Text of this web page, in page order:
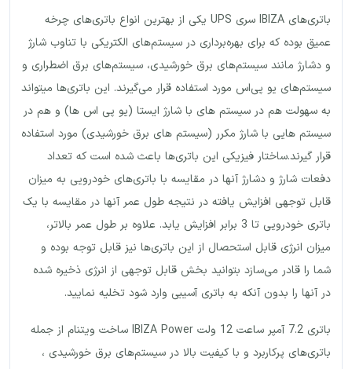
باتری‌های IBIZA سری UPS یکی از بهترین انواع باتری‌های چرخه
عمیق بوده که برای بهره‌برداری در سیستم‌های الکتریکی با تناوب شارژ
و دشارژ مانند سیستم‌های برق خورشیدی، سیستم‌های برق اضطراری و
سیستم‌های یو پی‌اس مورد استفاده قرار می‌گیرند. این باتری‌ها میتواند
به سهولت هم در سیستم های با شارژ ایستا (یو پی اس ها) و هم در
سیستم هایی با شارژ مکرر (سیستم های برق خورشیدی) مورد استفاده
قرار گیرند.ساختار فیزیکی این باتری‌ها باعث شده است که تعداد
دفعات شارژ و دشارژ آنها در مقایسه با باتری‌های خودرویی به میزان
قابل توجهی افزایش یافته در نتیجه طول عمر آنها در مقایسه با یک
باتری خودرویی تا 3 برابر افزایش یابد. علاوه بر طول عمر بالاتر،
میزان انرژی قابل استحصال از این باتری‌ها نیز قابل توجه بوده و
شما را قادر می‌سازد بتوانید بخش قابل توجهی از انرژی ذخیره شده
در آنها را بدون آنکه به باتری آسیبی وارد شود تخلیه نمایید.
باتری 7.2 آمپر ساعت 12 ولت IBIZA Power ساخت ویتنام از جمله
باتری‌های پرکاربرد و با کیفیت بالا در سیستم‌های برق خورشیدی ،